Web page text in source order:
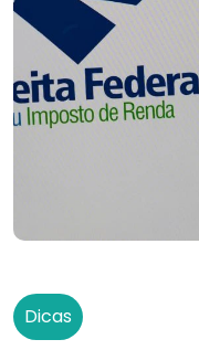
Dicas